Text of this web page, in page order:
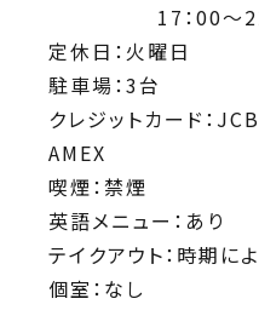
17：00～21
定休日：火曜日
駐車場：3台
クレジットカード：
AMEX
喫煙：禁煙
英語メニュー：あり
テイクアウト：時期に
個室：なし